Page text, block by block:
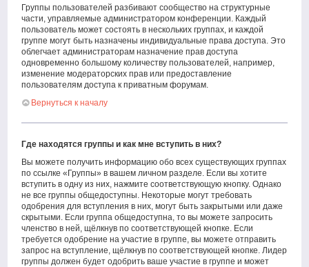
Группы пользователей разбивают сообщество на структурные
части, управляемые администратором конференции. Каждый
пользователь может состоять в нескольких группах, и каждой
группе могут быть назначены индивидуальные права доступа. Это
облегчает администраторам назначение прав доступа
одновременно большому количеству пользователей, например,
изменение модераторских прав или предоставление
пользователям доступа к приватным форумам.
Вернуться к началу
Где находятся группы и как мне вступить в них?
Вы можете получить информацию обо всех существующих группах
по ссылке «Группы» в вашем личном разделе. Если вы хотите
вступить в одну из них, нажмите соответствующую кнопку. Однако
не все группы общедоступны. Некоторые могут требовать
одобрения для вступления в них, могут быть закрытыми или даже
скрытыми. Если группа общедоступна, то вы можете запросить
членство в ней, щёлкнув по соответствующей кнопке. Если
требуется одобрение на участие в группе, вы можете отправить
запрос на вступление, щёлкнув по соответствующей кнопке. Лидер
группы должен будет одобрить ваше участие в группе и может